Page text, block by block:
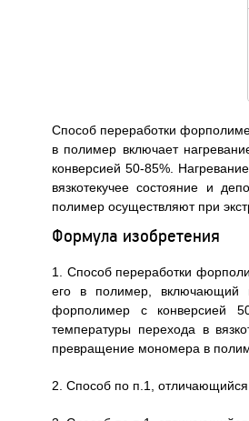
Способ переработки
в полимер включает
конверсией 50-85%.
вязкотекучее состояние и
полимер осуществляют при
Формула изобретения
1. Способ переработки
его в полимер, включающий
форполимер с конверсией
температуры перехода в
превращение мономера в
2. Способ по п.1, отличающийся